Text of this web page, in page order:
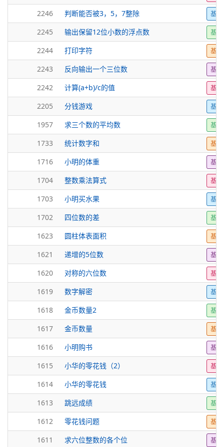
2246 判断能否被3，5，7整除 基
2245 输出保留12位小数的浮点数 基
2244 打印字符 基
2243 反向输出一个三位数 基
2242 计算(a+b)/c的值 基
2205 分钱游戏 基
1957 求三个数的平均数 基
1733 统计数字和 基
1716 小明的体重 基
1704 整数乘法算式 基
1703 小明买水果 基
1702 四位数的差 基
1623 圆柱体表面积 基
1621 递增的5位数 基
1620 对称的六位数 基
1619 数字解密 基
1618 金币数量2 基
1617 金币数量 基
1616 小明购书 基
1615 小华的零花钱（2） 基
1614 小华的零花钱 基
1613 跳远成绩 基
1612 零花钱问题 基
1611 求六位整数的各个位 基